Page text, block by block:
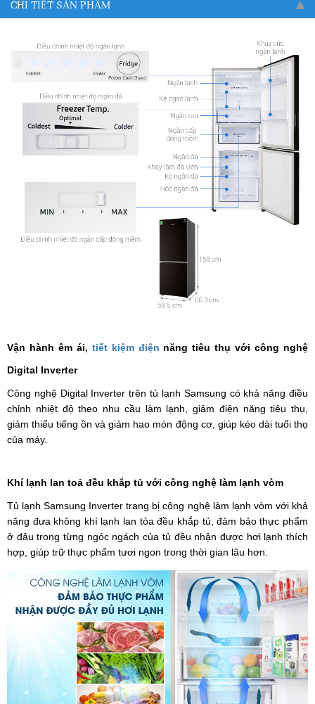
CHI TIẾT SẢN PHẨM
Vận hành êm ái, tiết kiệm điện năng tiêu thụ với công nghệ
Digital Inverter
Công nghệ Digital Inverter trên tủ lạnh Samsung có khả năng điều
chỉnh nhiệt độ theo nhu cầu làm lạnh, giảm điện năng tiêu thụ,
giảm thiểu tiếng ồn và giảm hao mòn động cơ, giúp kéo dài tuổi thọ
của máy.
Khí lạnh lan toả đều khắp tủ với công nghệ làm lạnh vòm
Tủ lạnh Samsung Inverter trang bị công nghệ làm lạnh vòm với khả
năng đưa không khí lạnh lan tỏa đều khắp tủ, đảm bảo thực phẩm
ở đâu trong từng ngóc ngách của tủ đều nhận được hơi lạnh thích
hợp, giúp trữ thực phẩm tươi ngon trong thời gian lâu hơn.